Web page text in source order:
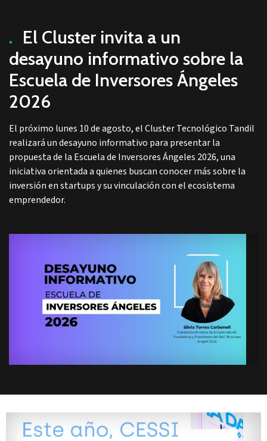
. El Cluster invita a un
desayuno informativo sobre la
Escuela de Inversores Ángeles
2026
El próximo lunes 10 de agosto, el Cluster Tecnológico Tandil
realizará un desayuno informativo para presentar la
propuesta de la Escuela de Inversores Ángeles 2026, una
iniciativa orientada a quienes buscan conocer más sobre la
inversión en startups y su vinculación con el ecosistema
emprendedor.